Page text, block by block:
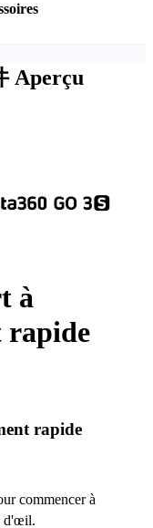
Aperçu
à
rapide
rapide
commencer à
d'œil.